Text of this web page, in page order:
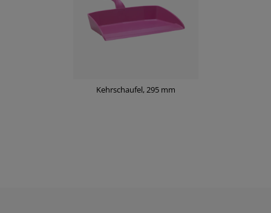
Kehrschaufel, 295 mm